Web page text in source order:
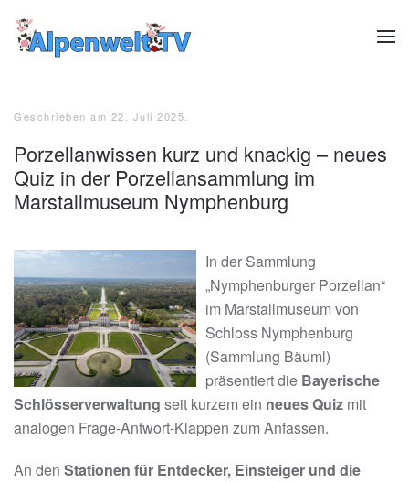
Zum Hauptinhalt springen
Geschrieben am 22. Juli 2025
Porzellanwissen kurz und knackig – neues
Quiz in der Porzellansammlung im
Marstallmuseum Nymphenburg
In der Sammlung
„Nymphenburger Porzellan“
im Marstallmuseum von
Schloss Nymphenburg
(Sammlung Bäuml)
präsentiert die Bayerische
Schlösserverwaltung seit kurzem ein neues Quiz mit
analogen Frage-Antwort-Klappen zum Anfassen.
An den Stationen für Entdecker, Einsteiger und die